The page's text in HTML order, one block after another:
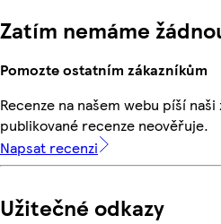
Zatím nemáme
Pomozte ostatním zákazníkům
Recenze na našem webu píší naši
publikované recenze neověřuje.
Napsat recenzi
Užitečné odkazy